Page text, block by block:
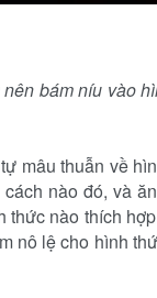
bám níu vào
mâu thuẫn về
nào đó, và
thức nào thích
nô lệ cho hình